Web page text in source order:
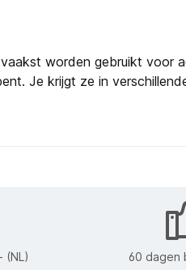
worden gebruikt voor
Je krijgt ze in
(NL) 60 dagen